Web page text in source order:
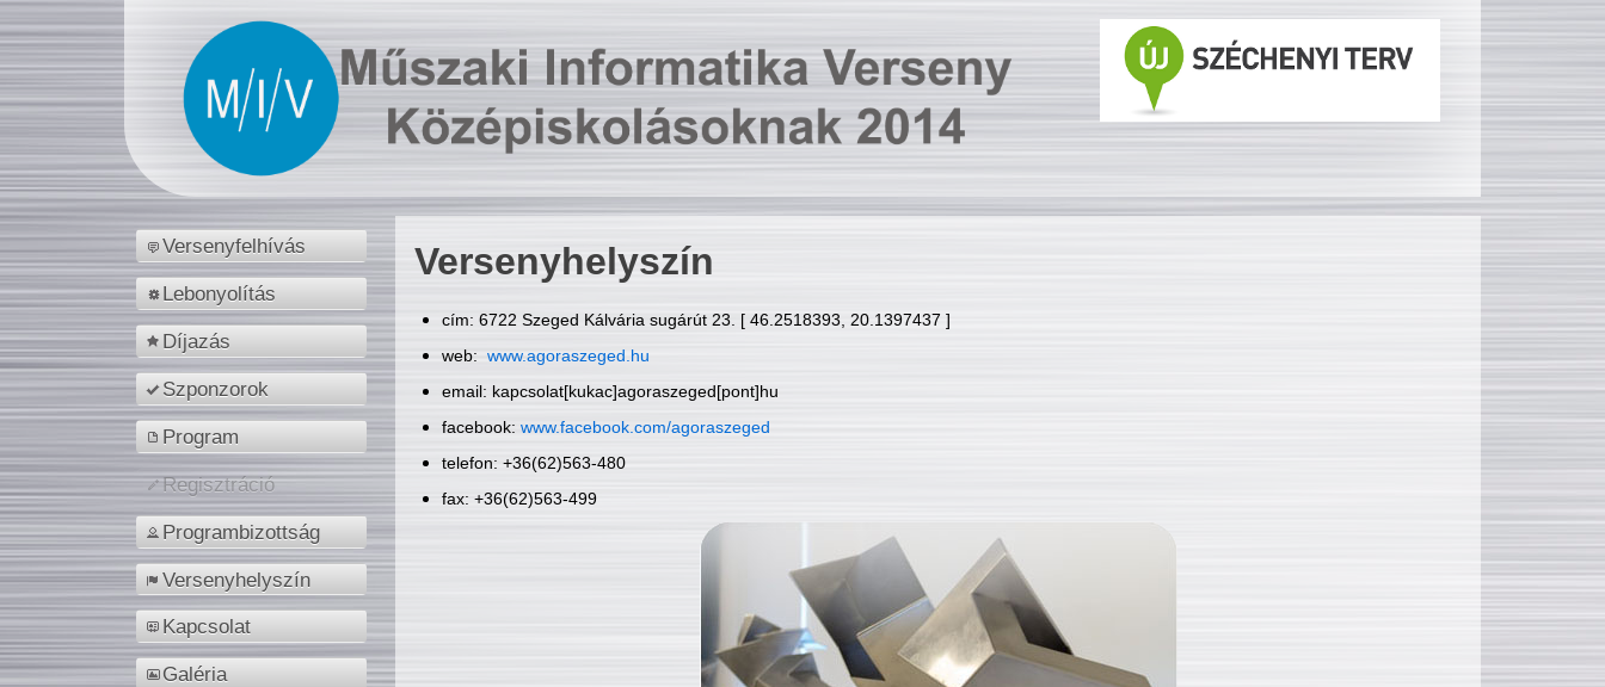
Versenyfelhívás
Lebonyolítás
Díjazás
Szponzorok
Program
Regisztráció
Programbizottság
Versenyhelyszín
Kapcsolat
Galéria
Versenyhelyszín
cím: 6722 Szeged Kálvária sugárút 23. [ 46.2518393, 20.1397437 ]
web: www.agoraszeged.hu
email: kapcsolat[kukac]agoraszeged[pont]hu
facebook: www.facebook.com/agoraszeged
telefon: +36(62)563-480
fax: +36(62)563-499